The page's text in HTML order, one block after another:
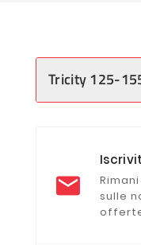
Tricity 125-
sulle